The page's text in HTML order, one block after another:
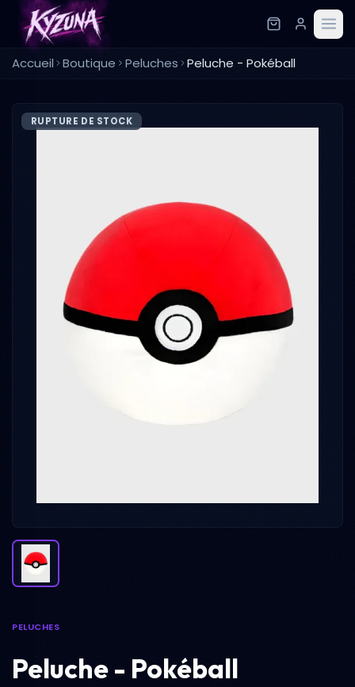
Accueil Boutique Peluches Peluche - Pokéball
RUPTURE DE STOCK
PELUCHES
Peluche - Pokéball